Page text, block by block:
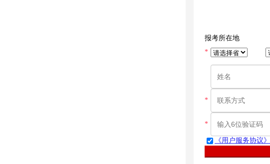
报考所在地
*
*
*
《用户服务协议》